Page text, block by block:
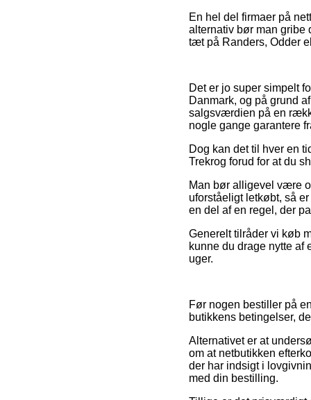
En hel del firmaer på
alternativ bør man gribe
tæt på Randers, Odder
Det er jo super simpelt
Danmark, og på grund
salgsværdien på en
nogle gange garantere
Dog kan det til hver en
Trekrog forud for at du
Man bør alligevel være
uforståeligt letkøbt, så
en del af en regel, der
Generelt tilråder vi køb
kunne du drage nytte af
uger.
Før nogen bestiller på
butikkens betingelser,
Alternativet er at
om at netbutikken
der har indsigt i
med din bestilling.